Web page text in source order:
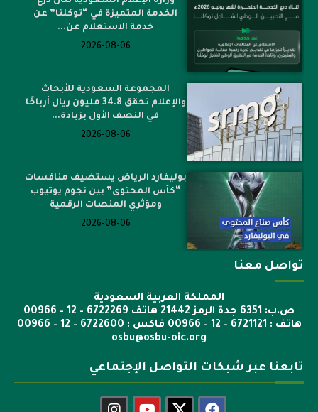
الخدمة المتميزة في “توكلنا” عن
خدمة الاستعلام عن...
2026-08-06
المجموعة السعودية للأبحاث
والإعلام تحقق 34.8 مليون ريال أرباحًا
في النصف الأول بزيادة...
2026-08-06
بوليفارد الرياض يستضيف منافسات
“كأس المحتوى” بين نجوم يوتيوب
ومؤثري المنصات الرقمية
2026-08-06
تواصل معنا
المملكة العربية السعودية
ص.ب: 6351 جدة الرمز 21442 هاتف 6722269 – 12 – 00966
هاتف : 6721121 – 12 – 00966 فاكس : 6722600 – 12 – 00966
osbu@osbu-oic.org
تابعنا عبر شبكات التواصل الإجتماعي